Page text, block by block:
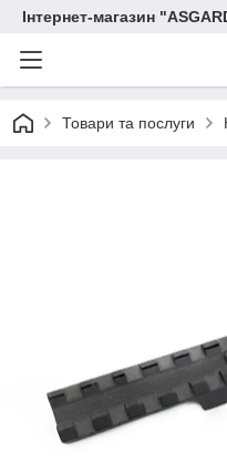
Інтернет-магазин
Товари та послуги